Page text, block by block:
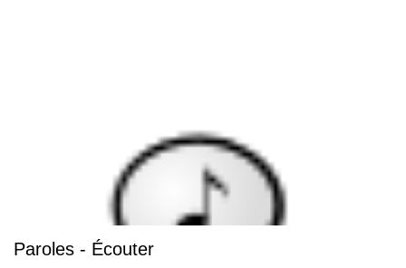
Paroles - Écouter